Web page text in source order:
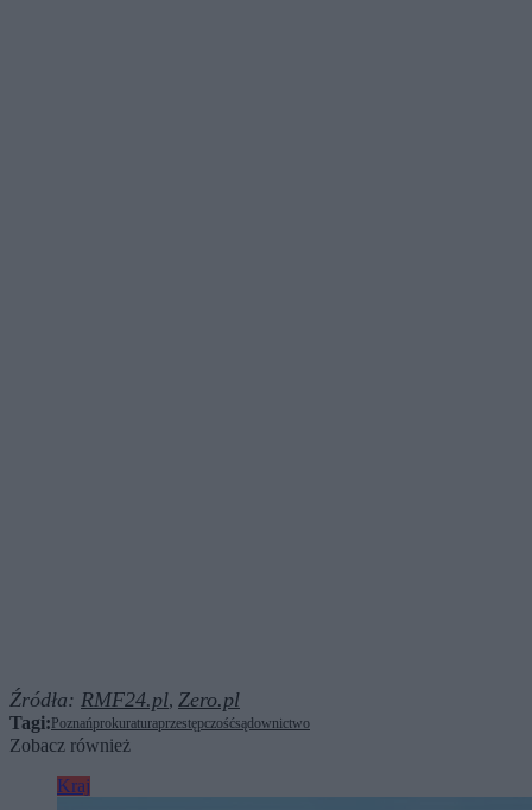
Źródła: RMF24.pl, Zero.pl
Tagi: Poznańprokuraturaprzestępczośćsądownictwo
Zobacz również
Kraj